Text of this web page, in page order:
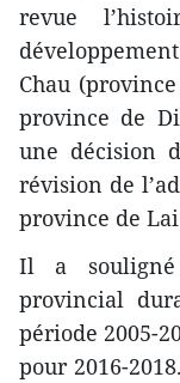
revue
Chau
province de
une décision
révision de
province de Lai
Il a
provincial
période 2005-
pour 2016-